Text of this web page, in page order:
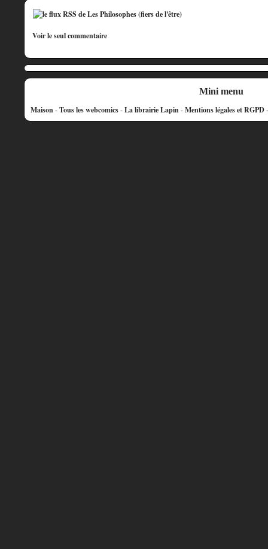
Voir le seul commentaire
Mini menu
Maison-Tous les webcomics-La librairie Lapin-Mentions légales et RGPD